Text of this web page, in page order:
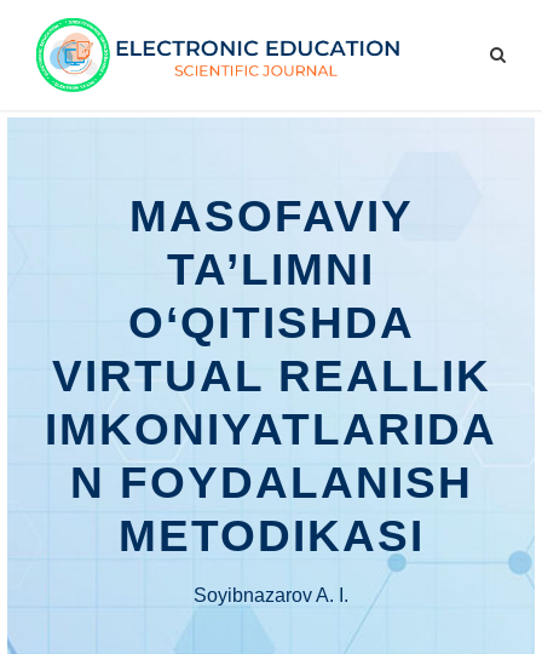
MASOFAVIY
TA’LIMNI
O‘QITISHDA
VIRTUAL REALLIK
IMKONIYATLARIDA
N FOYDALANISH
METODIKASI
Soyibnazarov A. I.